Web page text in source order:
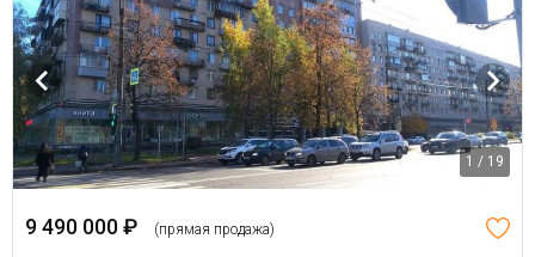
1 / 19
9 490 000 ₽ (прямая продажа)